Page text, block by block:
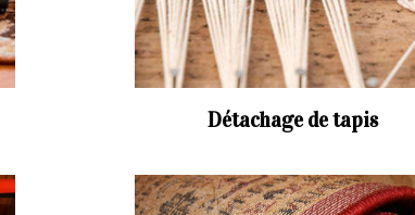
Détachage de tapis